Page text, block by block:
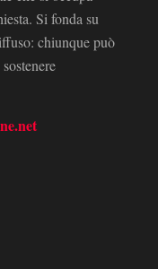
Si fonda su
chiunque può